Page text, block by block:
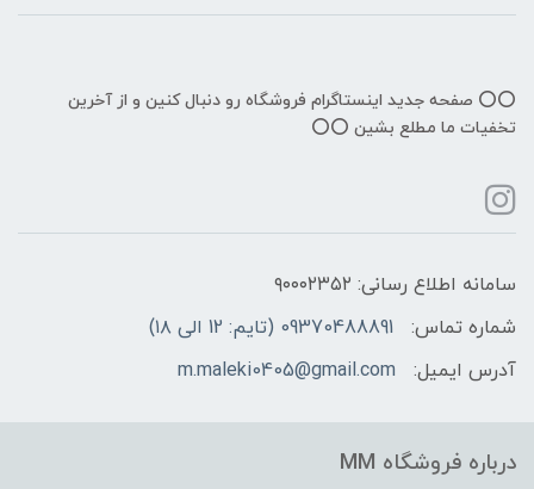
⭕️⭕️ صفحه جدید اینستاگرام فروشگاه رو دنبال کنین و از آخرین
تخفیات ما مطلع بشین ⭕️⭕️
سامانه اطلاع رسانی: ۹۰۰۰۲۳۵۲
شماره تماس:
09370488891 (تایم: 12 الی ۱۸)
آدرس ایمیل:
m.maleki0405@gmail.com
درباره فروشگاه MM